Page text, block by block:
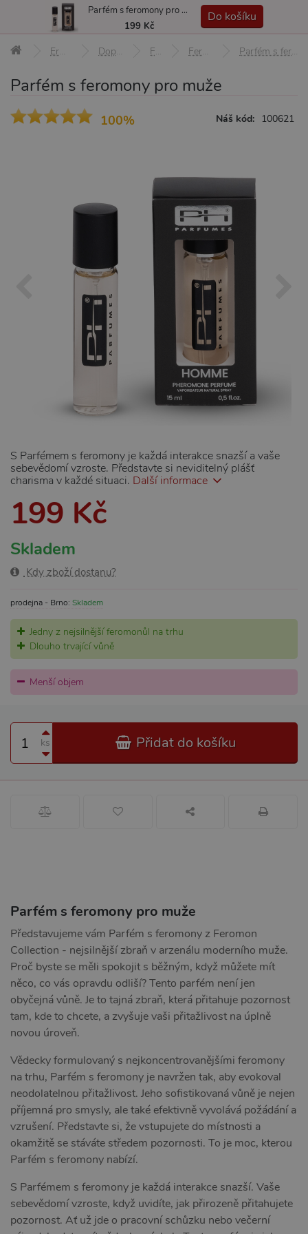
MENU
Erotické pomůcky Doplňky a afrodiziaka Feromony Feromony pro muže Parfém s feromony pro muže
Parfém s feromony pro muže
100% Náš kód: 100621
S Parfémem s feromony je každá interakce snazší a vaše
sebevědomí vzroste. Představte si neviditelný plášť
charisma v každé situaci. Další informace
199 Kč
Skladem
Kdy zboží dostanu?
prodejna - Brno: Skladem
Jedny z nejsilnější feromonůl na trhu
Dlouho trvající vůně
Menší objem
ks Přidat do košíku
Parfém s feromony pro muže
199 Kč
Do košíku
Parfém s feromony pro muže
Představujeme vám Parfém s feromony z Feromon
Collection - nejsilnější zbraň v arzenálu moderního muže.
Proč byste se měli spokojit s běžným, když můžete mít
něco, co vás opravdu odliší? Tento parfém není jen
obyčejná vůně. Je to tajná zbraň, která přitahuje pozornost
tam, kde to chcete, a zvyšuje vaši přitažlivost na úplně
novou úroveň.
Vědecky formulovaný s nejkoncentrovanějšími feromony
na trhu, Parfém s feromony je navržen tak, aby evokoval
neodolatelnou přitažlivost. Jeho sofistikovaná vůně je nejen
příjemná pro smysly, ale také efektivně vyvolává požádání a
vzrušení. Představte si, že vstupujete do místnosti a
okamžitě se stáváte středem pozornosti. To je moc, kterou
Parfém s feromony nabízí.
S Parfémem s feromony je každá interakce snazší. Vaše
sebevědomí vzroste, když uvidíte, jak přirozeně přitahujete
pozornost. Ať už jde o pracovní schůzku nebo večerní